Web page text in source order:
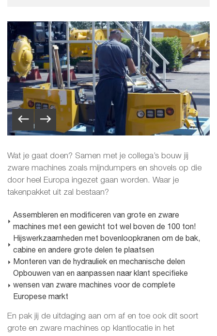
Wat je gaat doen? Samen met je collega’s bouw jij
zware machines zoals mijndumpers en shovels op die
door heel Europa ingezet gaan worden. Waar je
takenpakket uit zal bestaan?
Assembleren en modificeren van grote en zware
machines met een gewicht tot wel boven de 100 ton!
Hijswerkzaamheden met bovenloopkranen om de bak,
cabine en andere grote delen te plaatsen
Monteren van de hydrauliek en mechanische delen
Opbouwen van en aanpassen naar klant specifieke
wensen van zware machines voor de complete
Europese markt
En pak jij de uitdaging aan om af en toe ook dit soort
grote en zware machines op klantlocatie in het